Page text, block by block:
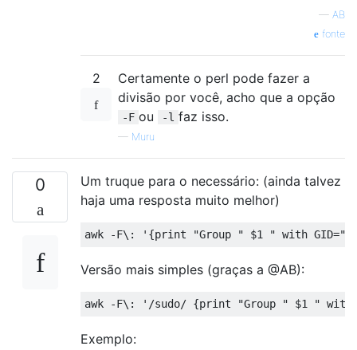
— AB
fonte
2
Certamente o perl pode fazer a
divisão por você, acho que a opção
-F ou -l faz isso.
— Muru
0
Um truque para o necessário: (ainda talvez
haja uma resposta muito melhor)
Versão mais simples (graças a @AB):
Exemplo: